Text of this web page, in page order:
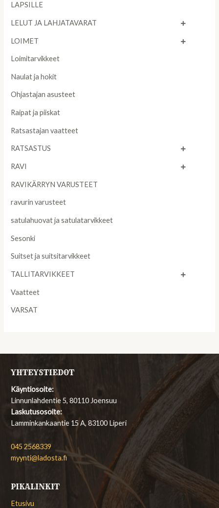
LAPSILLE
LELUT JA LAHJATAVARAT
LOIMET
Loimitarvikkeet
Naulat ja hokit
Ohjastajan asusteet
Raipat ja piiskat
Ratsastajan vaatteet
RATSASTUS
RAVI
RAVIKÄRRYN VARUSTEET
ravurin varusteet
satulahuovat ja satulatarvikkeet
Sesonki
Suitset ja suitsitarvikkeet
TALLITARVIKKEET
Vaatteet
VARSAT
YHTEYSTIEDOT
Käyntiosoite:
Linnunlahdentie 5, 80110 Joensuu
Laskutusosoite:
Lamminkankaantie 15 A, 83100 Liperi
045 2568339
myynti@ladosta.fi
PIKALINKIT
Etusivu